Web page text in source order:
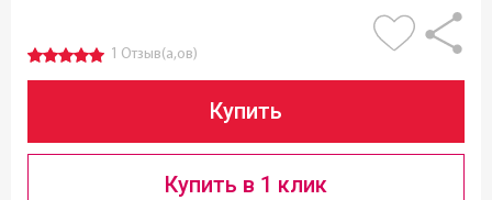
1 Отзыв(а,ов)
Купить
Купить в 1 клик